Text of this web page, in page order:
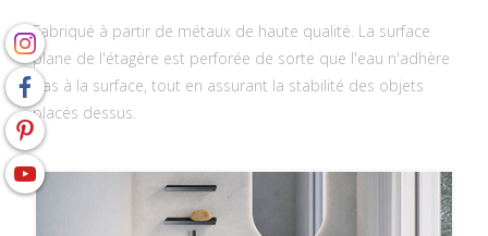
Fabriqué à partir de métaux de haute qualité. La surface
plane de l'étagère est perforée de sorte que l'eau n'adhère
pas à la surface, tout en assurant la stabilité des objets
placés dessus.